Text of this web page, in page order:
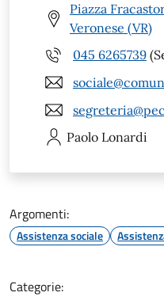
Piazza
Veronese (VR)
045 6265739
Paolo Lonardi
Argomenti:
Assistenza sociale
Categorie: